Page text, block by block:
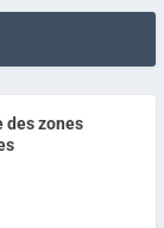
des zones